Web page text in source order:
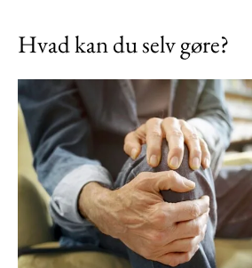
Praesent euismod ac
Ut mollis pellentesque tortor
Nullam eu erat condimentum
Donec quis est ac felis
Orci varius natoque dolor
Hvad kan du selv gøre?